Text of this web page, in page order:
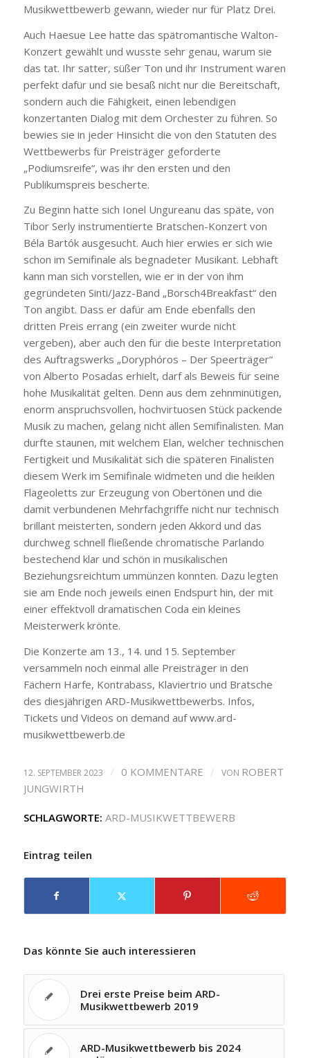
Musikwettbewerb gewann, wieder nur für Platz Drei.
Auch Haesue Lee hatte das spätromantische Walton-
Konzert gewählt und wusste sehr genau, warum sie
das tat. Ihr satter, süßer Ton und ihr Instrument waren
perfekt dafür und sie besaß nicht nur die Bereitschaft,
sondern auch die Fähigkeit, einen lebendigen
konzertanten Dialog mit dem Orchester zu führen. So
bewies sie in jeder Hinsicht die von den Statuten des
Wettbewerbs für Preisträger geforderte
„Podiumsreife“, was ihr den ersten und den
Publikumspreis bescherte.
Zu Beginn hatte sich Ionel Ungureanu das späte, von
Tibor Serly instrumentierte Bratschen-Konzert von
Béla Bartók ausgesucht. Auch hier erwies er sich wie
schon im Semifinale als begnadeter Musikant. Lebhaft
kann man sich vorstellen, wie er in der von ihm
gegründeten Sinti/Jazz-Band „Borsch4Breakfast“ den
Ton angibt. Dass er dafür am Ende ebenfalls den
dritten Preis errang (ein zweiter wurde nicht
vergeben), aber auch den für die beste Interpretation
des Auftragswerks „Doryphóros – Der Speerträger“
von Alberto Posadas erhielt, darf als Beweis für seine
hohe Musikalität gelten. Denn aus dem zehnminütigen,
enorm anspruchsvollen, hochvirtuosen Stück packende
Musik zu machen, gelang nicht allen Semifinalisten. Man
durfte staunen, mit welchem Elan, welcher technischen
Fertigkeit und Musikalität sich die späteren Finalisten
diesem Werk im Semifinale widmeten und die heiklen
Flageoletts zur Erzeugung von Obertönen und die
damit verbundenen Mehrfachgriffe nicht nur technisch
brillant meisterten, sondern jeden Akkord und das
durchweg schnell fließende chromatische Parlando
bestechend klar und schön in musikalischen
Beziehungsreichtum ummünzen konnten. Dazu legten
sie am Ende noch jeweils einen Endspurt hin, der mit
einer effektvoll dramatischen Coda ein kleines
Meisterwerk krönte.
Die Konzerte am 13., 14. und 15. September
versammeln noch einmal alle Preisträger in den
Fächern Harfe, Kontrabass, Klaviertrio und Bratsche
des diesjährigen ARD-Musikwettbewerbs. Infos,
Tickets und Videos on demand auf www.ard-
musikwettbewerb.de
12. SEPTEMBER 2023 / 0 KOMMENTARE / VON ROBERT
JUNGWIRTH
SCHLAGWORTE: ARD-MUSIKWETTBEWERB
Eintrag teilen
Das könnte Sie auch interessieren
Drei erste Preise beim ARD-
Musikwettbewerb 2019
ARD-Musikwettbewerb bis 2024